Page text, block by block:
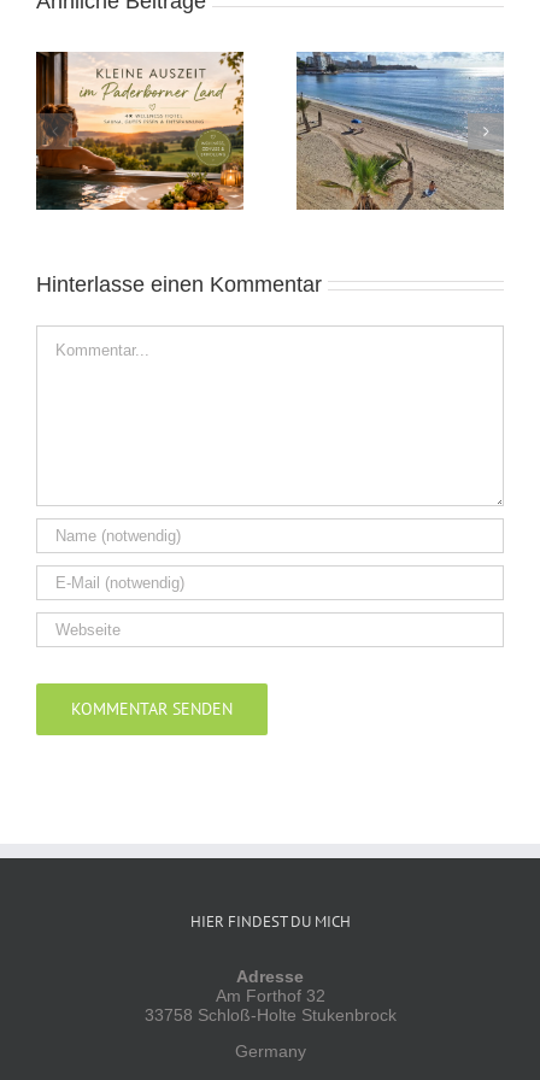
Alicante November
2025: Sonnige Auszeit
Heide 2025:
Norddeutsches
Wochenende
Hinterlasse einen Kommentar
Kommentar
HIER FINDEST DU MICH
Adresse
Am Forthof 32
33758 Schloß-Holte Stukenbrock
Germany